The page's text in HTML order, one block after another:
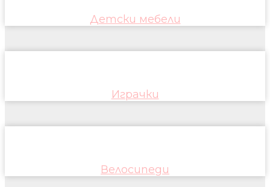
Детски мебели
Играчки
Велосипеди